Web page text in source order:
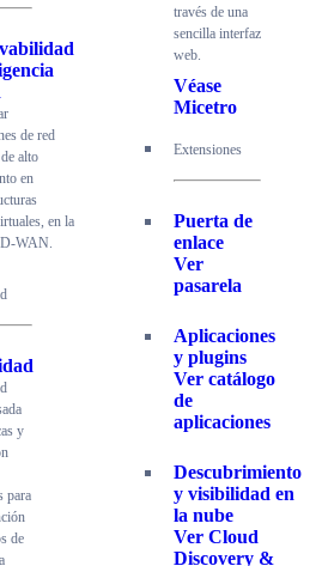
de red
alto
en
en la
WAN.
y
para
de
través de una
sencilla interfaz
web.
Véase
Micetro
Extensiones
Puerta de
enlace
Ver
pasarela
Aplicaciones
y plugins
Ver catálogo
de
aplicaciones
Descubrimiento
y visibilidad en
la nube
Ver Cloud
Discovery &